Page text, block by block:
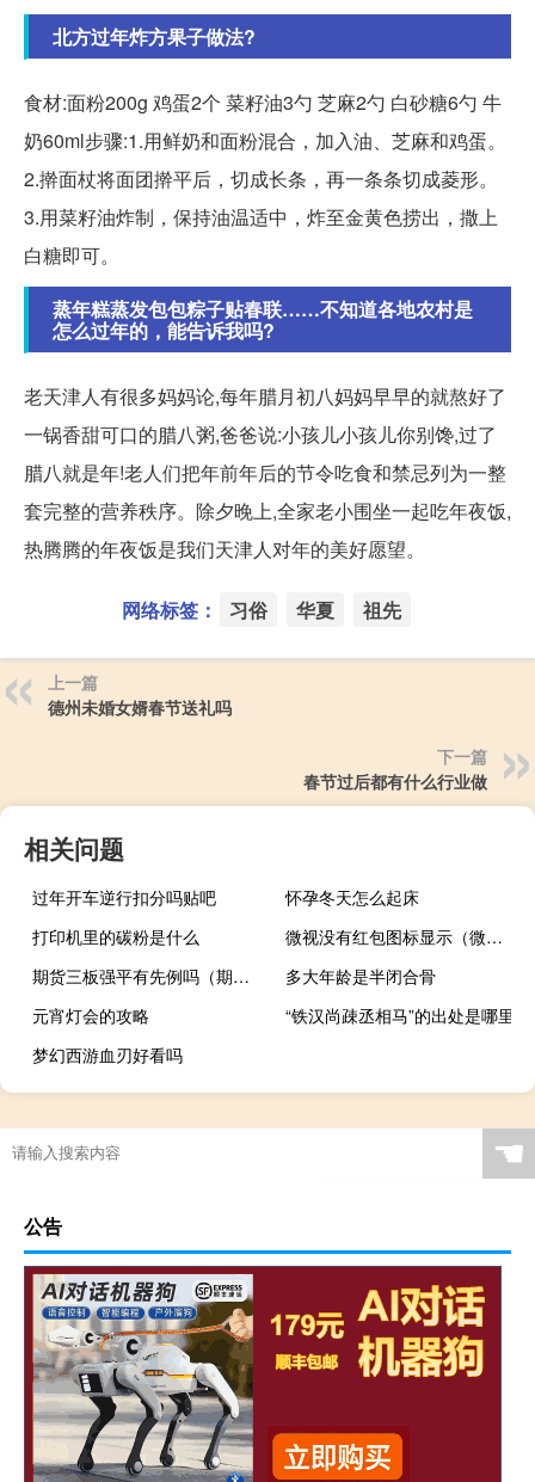
北方过年炸方果子做法?
食材:面粉200g 鸡蛋2个 菜籽油3勺 芝麻2勺 白砂糖6勺 牛
奶60ml步骤:1.用鲜奶和面粉混合，加入油、芝麻和鸡蛋。
2.擀面杖将面团擀平后，切成长条，再一条条切成菱形。
3.用菜籽油炸制，保持油温适中，炸至金黄色捞出，撒上
白糖即可。
蒸年糕蒸发包包粽子贴春联……不知道各地农村是
怎么过年的，能告诉我吗?
老天津人有很多妈妈论,每年腊月初八妈妈早早的就熬好了
一锅香甜可口的腊八粥,爸爸说:小孩儿小孩儿你别馋,过了
腊八就是年!老人们把年前年后的节令吃食和禁忌列为一整
套完整的营养秩序。除夕晚上,全家老小围坐一起吃年夜饭,
热腾腾的年夜饭是我们天津人对年的美好愿望。
网络标签： 习俗 华夏 祖先
上一篇
德州未婚女婿春节送礼吗
下一篇
春节过后都有什么行业做
相关问题
过年开车逆行扣分吗贴吧
怀孕冬天怎么起床
打印机里的碳粉是什么
微视没有红包图标显示（微视红包以前有为什么现在没有了）
期货三板强平有先例吗（期货三板强平）
多大年龄是半闭合骨
元宵灯会的攻略
“铁汉尚疎丞相马”的出处是哪里
梦幻西游血刃好看吗
☚
公告